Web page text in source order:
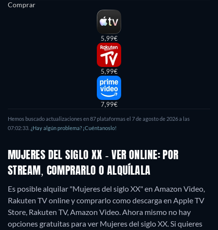
Comprar
5,99€
5,99€
7,99€
Hemos buscado actualizaciones en87plataformas el 7 de agosto de 2026a las
07:02:33 ¿Hay algún problema? ¡Cuéntanoslo!
MUJERES DEL SIGLO XX - VER ONLINE: POR
STREAM, COMPRARLO O ALQUÍLALA
Es posible alquilar "Mujeres del siglo XX" en Amazon Video,
Rakuten TV online y comprarlo como descarga en Apple TV
Store, Rakuten TV, Amazon Video.Ahora mismo no hay
opciones gratuitas para ver Mujeres del siglo XX. Si quieres